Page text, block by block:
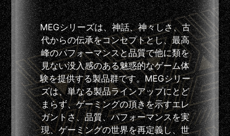
MEGシリーズは、神話、神々しさ、古
代からの伝承をコンセプトとし、最高
峰のパフォーマンスと品質で他に類を
見ない没入感のある魅惑的なゲーム体
験を提供する製品群です。MEGシリー
ズは、単なる製品ラインアップにとど
まらず、ゲーミングの頂きを示すエレ
ガントさ、品質、パフォーマンスを実
現、ゲーミングの世界を再定義し、世